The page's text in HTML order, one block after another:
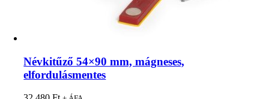
Névkitűző 54×90 mm, mágneses,
elfordulásmentes